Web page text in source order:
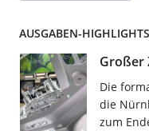
AUSGABEN-
Großer
Die
die
zum